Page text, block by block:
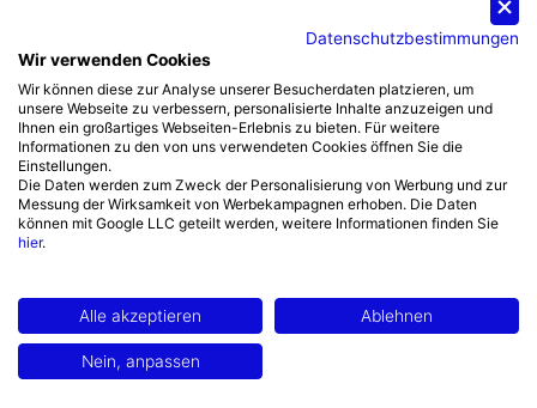
Archipoint Rivercruise
2026!
15.09. Düsseldorf • 16.09. Köln
• 18.09. Frankfurt
Exklusiv für Fachbesucher.
©2026 Sorpetaler Fensterbau GmbH
Pinterest Youtube Instagram
Datenschutzerklärung
Impressum
Cookie-Einstellungen
Datenschutzbestimmungen
Wir verwenden Cookies
Wir können diese zur Analyse unserer Besucherdaten platzieren, um
unsere Webseite zu verbessern, personalisierte Inhalte anzuzeigen und
Ihnen ein großartiges Webseiten-Erlebnis zu bieten. Für weitere
Informationen zu den von uns verwendeten Cookies öffnen Sie die
Einstellungen.
Die Daten werden zum Zweck der Personalisierung von Werbung und zur
Messung der Wirksamkeit von Werbekampagnen erhoben. Die Daten
können mit Google LLC geteilt werden, weitere Informationen finden Sie
hier.
Alle akzeptieren Ablehnen
Nein, anpassen